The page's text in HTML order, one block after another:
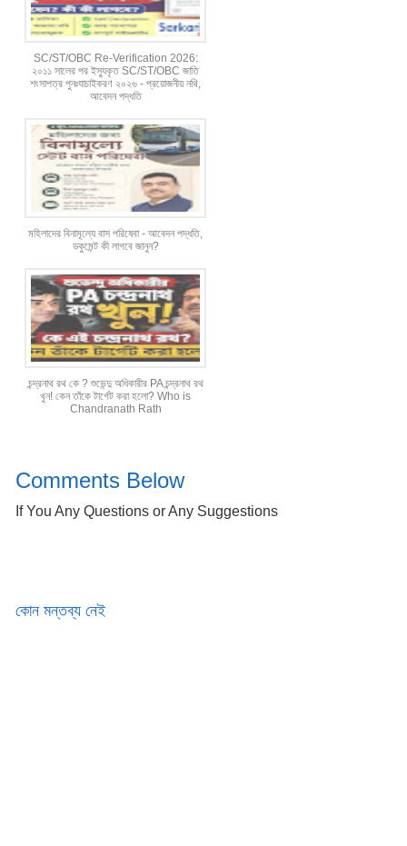
SC/ST/OBC Re-Verification 2026:
২০১১ সালের পর ইস্যুকৃত SC/ST/OBC জাতি
শংসাপত্র পুনঃযাচাইকরণ ২০২৬ - প্রয়োজনীয় নথি,
আবেদন পদ্ধতি
মহিলাদের বিনামূল্যে বাস পরিষেবা - আবেদন পদ্ধতি,
ডকুমেন্ট কী লাগবে জানুন?
চন্দ্রনাথ রথ কে ? শুভেন্দু অধিকারীর PA চন্দ্রনাথ রথ
খুন! কেন তাঁকে টার্গেট করা হলো? Who is
Chandranath Rath
Comments Below
If You Any Questions or Any Suggestions
কোন মন্তব্য নেই